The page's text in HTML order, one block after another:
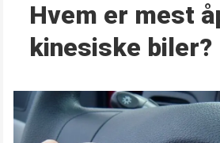
Hvem er mest
kinesiske biler?